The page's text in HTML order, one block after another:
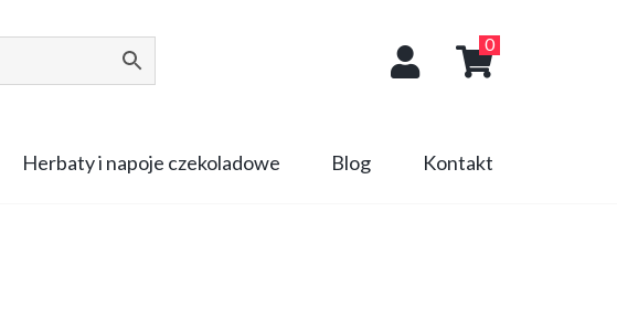
0
Herbaty i napoje czekoladowe Blog Kontakt